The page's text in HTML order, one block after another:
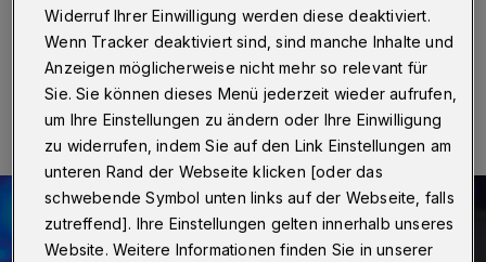
16.06.2025 , 13:50 Uhr Eine Minute Lesezeit
Widerruf Ihrer Einwilligung werden diese deaktiviert.
Wenn Tracker deaktiviert sind, sind manche Inhalte und
Anzeigen möglicherweise nicht mehr so relevant für
Sie. Sie können dieses Menü jederzeit wieder aufrufen,
um Ihre Einstellungen zu ändern oder Ihre Einwilligung
zu widerrufen, indem Sie auf den Link Einstellungen am
unteren Rand der Webseite klicken [oder das
schwebende Symbol unten links auf der Webseite, falls
zutreffend]. Ihre Einstellungen gelten innerhalb unseres
Website. Weitere Informationen finden Sie in unserer